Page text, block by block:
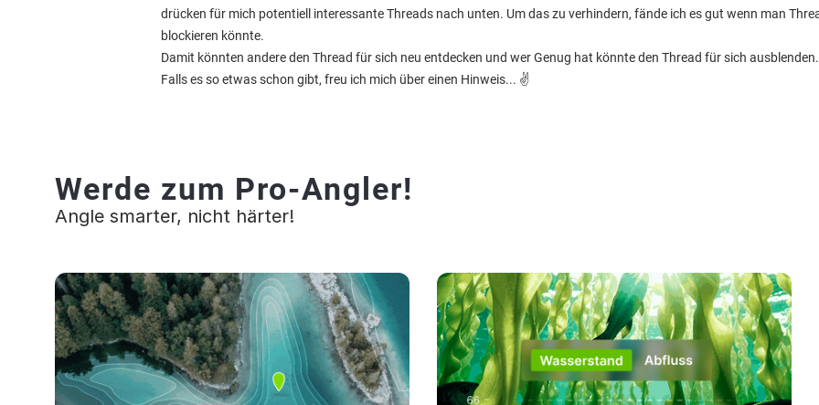
drücken für mich potentiell interessante Threads nach unten. Um das zu verhindern, fände ich es gut wenn man
blockieren könnte.
Damit könnten andere den Thread für sich neu entdecken und wer Genug hat könnte den Thread für sich ausblenden.
Falls es so etwas schon gibt, freu ich mich über einen Hinweis... ✌️
Werde zum Pro-Angler!
Angle smarter, nicht härter!